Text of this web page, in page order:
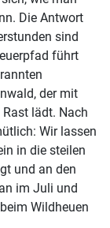
Die Antwort
sind
führt
der mit
lädt. Nach
Wir lassen
in die steilen
und an den
im Juli und
Wildheuen